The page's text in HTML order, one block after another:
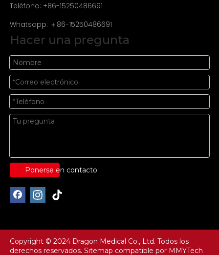
Teléfono: +86-15250486691
Whatsapp: ＋86-15250486691
Hacer una pregunta
Ponerse en contacto
Copyright © 2024 Dragon Medical Co., Ltd. Todos los
derechos reservados. Sitemap compatible por MMYTech